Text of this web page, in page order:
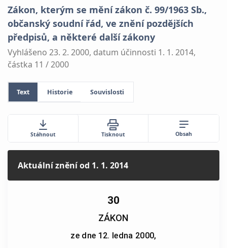
Zákon, kterým se mění zákon č. 99/1963 Sb.,
občanský soudní řád, ve znění pozdějších
předpisů, a některé další zákony
Vyhlášeno 23. 2. 2000, datum účinnosti 1. 1. 2014,
částka 11 / 2000
Text Historie Souvislosti
Stáhnout Tisknout Obsah
Aktuální zněníod 1. 1. 2014
30
ZÁKON
ze dne 12. ledna 2000,